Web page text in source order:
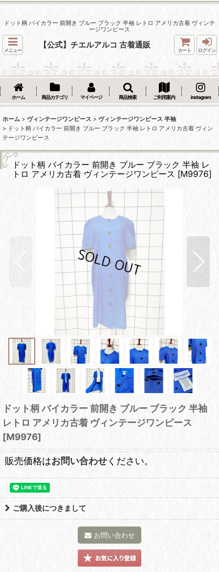
ドット柄 バイカラー 前開き ブルー ブラック 半袖 レトロ アメリカ古着 ヴィンテ
ージワンピース
メニュー
【公式】チエルアルコ 古着通販
カート ログイン
ホーム 商品カテゴリ マイページ 商品検索 ご利用案内 instagram
ホーム > ヴィンテージワンピース > ヴィンテージワンピース 半袖
> ドット柄 バイカラー 前開き ブルー ブラック 半袖 レトロ アメリカ古着 ヴィン
テージワンピース
ドット柄 バイカラー 前開き ブルー ブラック 半袖 レ
トロ アメリカ古着 ヴィンテージワンピース [M9976]
ドット柄 バイカラー 前開き ブルー ブラック 半袖
レトロ アメリカ古着 ヴィンテージワンピース
[M9976]
販売価格はお問い合わせ ください。
ご購入後につきまして
お問い合わせ